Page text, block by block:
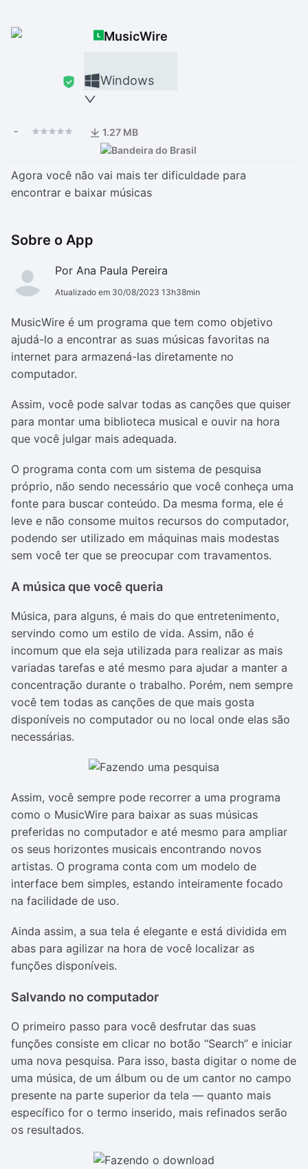
MusicWire
Windows
- 1.27 MB
Agora você não vai mais ter dificuldade para
encontrar e baixar músicas
Sobre o App
Por Ana Paula Pereira
Atualizado em 30/08/2023 13h38min
MusicWire é um programa que tem como objetivo
ajudá-lo a encontrar as suas músicas favoritas na
internet para armazená-las diretamente no
computador.
Assim, você pode salvar todas as canções que quiser
para montar uma biblioteca musical e ouvir na hora
que você julgar mais adequada.
O programa conta com um sistema de pesquisa
próprio, não sendo necessário que você conheça uma
fonte para buscar conteúdo. Da mesma forma, ele é
leve e não consome muitos recursos do computador,
podendo ser utilizado em máquinas mais modestas
sem você ter que se preocupar com travamentos.
A música que você queria
Música, para alguns, é mais do que entretenimento,
servindo como um estilo de vida. Assim, não é
incomum que ela seja utilizada para realizar as mais
variadas tarefas e até mesmo para ajudar a manter a
concentração durante o trabalho. Porém, nem sempre
você tem todas as canções de que mais gosta
disponíveis no computador ou no local onde elas são
necessárias.
Assim, você sempre pode recorrer a uma programa
como o MusicWire para baixar as suas músicas
preferidas no computador e até mesmo para ampliar
os seus horizontes musicais encontrando novos
artistas. O programa conta com um modelo de
interface bem simples, estando inteiramente focado
na facilidade de uso.
Ainda assim, a sua tela é elegante e está dividida em
abas para agilizar na hora de você localizar as
funções disponíveis.
Salvando no computador
O primeiro passo para você desfrutar das suas
funções consiste em clicar no botão “Search” e iniciar
uma nova pesquisa. Para isso, basta digitar o nome de
uma música, de um álbum ou de um cantor no campo
presente na parte superior da tela — quanto mais
específico for o termo inserido, mais refinados serão
os resultados.